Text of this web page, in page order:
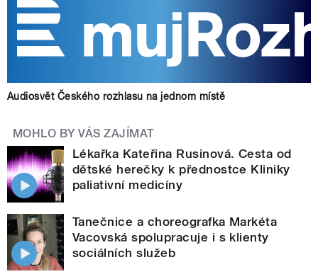
Audiosvět Českého rozhlasu na jednom místě
MOHLO BY VÁS ZAJÍMAT
Lékařka Kateřina Rusinová. Cesta od
dětské herečky k přednostce Kliniky
paliativní medicíny
Tanečnice a choreografka Markéta
Vacovská spolupracuje i s klienty
sociálních služeb